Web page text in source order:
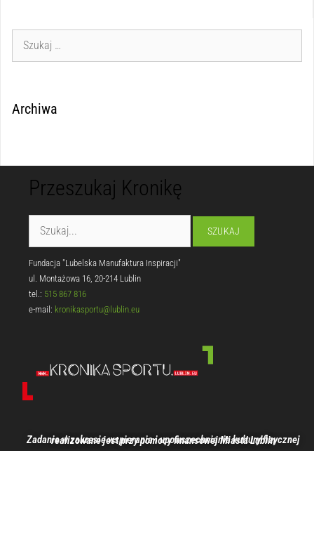
Archiwa
Przeszukaj Kronikę
Fundacja "Lubelska Manufaktura Inspiracji"
ul. Montażowa 16, 20-214 Lublin
tel.: 515 867 816
e-mail: kronikasportu@lublin.eu
Zadanie w zakresie wspierania i upowszechniania kultury fizycznej realizowane jest przy pomocy finansowej Miasta Lublin